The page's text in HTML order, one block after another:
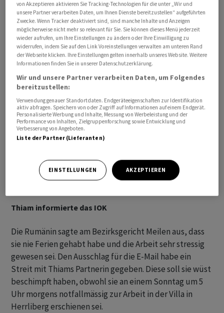
Die erste Instanz hatte die Haushälterin des Ex-Credit-
Suisse-CEO freigesprochen. Tidjane Thiam akzeptierte
den Freispruch nicht und legte beim Zürcher
Obergericht Berufung ein. Der Haushälterin wird
vorgeworfen, sie habe ihren ehemaligen Chef beim
Internationalen Olympischen Komitee (IOK)
anschwärzen wollen, um Geld von ihm zu erpressen.
Am 2. März 2021 habe sie seiner Assistentin ein
entsprechendes Mail geschickt. Aus Sicht der Rumänin
schuldete Thiam ihr noch Geld. Den Betrag von 587'000
beim IOK und Gewerkschaften als schlechten
Arbeitgeber anschwärzen wollen, so der Vorwurf. Thiam
ist Mitglied im IOK.
Thiam informierte das IOK
Die Rumänin sagte am Bezirksgericht Meilen aus, dass
sie nie Ferien gehabt habe und die Arbeit sehr stressig
gewesen sei. Den Ausschlag für die E-Mail habe ein
Streit mit Thiams Partnerin gegeben. Diese soll sie wüst
beschimpft haben, obwohl sie an einem Sonntag um 5
Uhr morgens notfallmässig zur Arbeit in der Villa in
Herrliberg erschienen sei.
von Akzeptieren aktivieren Sie Tracking-Technologien für die unter „Wir und
unsere Partner verarbeiten Daten, um Ihnen Dienste bereitzustellen“ aufgeführten
Zwecke. Wenn Tracker deaktiviert sind, sind manche Inhalte und Anzeigen
möglicherweise nicht mehr so relevant für Sie. Sie können dieses Menü jederzeit
wieder aufrufen, um Ihre Einstellungen zu ändern oder Ihre Einwilligung zu
widerrufen, indem Sie auf den Link Voreinstellungen verwalten am unteren Rand
der Webseite klicken. Ihre Einstellungen gelten innerhalb unseres Website. Weitere
Informationen finden Sie in unserer Datenschutzerklärung.
Wir und unsere Partner verarbeiten Daten, um Folgendes
bereitzustellen:
Verwendung genauer Standortdaten. Endgeräteeigenschaften zur Identifikation
aktiv abfragen. Speichern von oder Zugriff auf Informationen auf einem Endgerät.
Personalisierte Werbung und Inhalte, Messung von Werbeleistung und der
Performance von Inhalten, Zielgruppenforschung sowie Entwicklung und
Verbesserung von Angeboten.
Liste der Partner (Lieferanten)
EINSTELLUNGEN AKZEPTIEREN